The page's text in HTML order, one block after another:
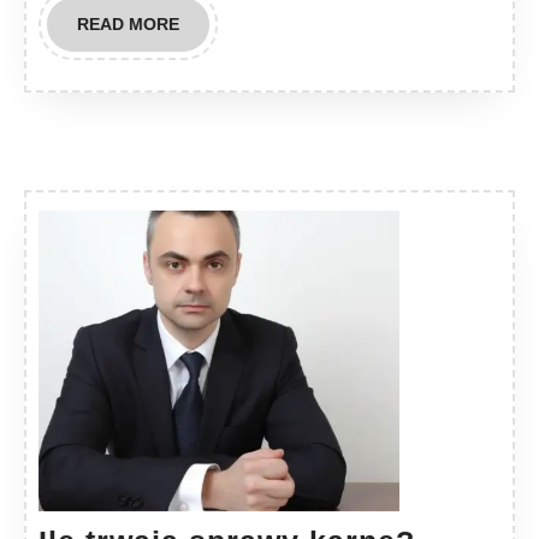
READ MOREREAD
MORE